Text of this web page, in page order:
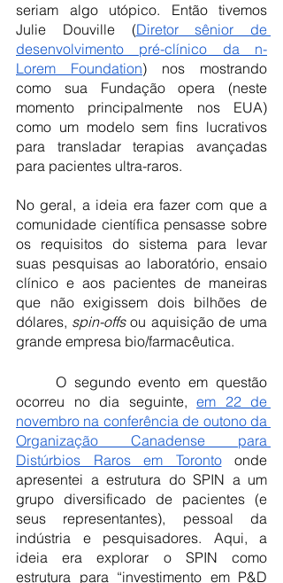
seriam algo utópico. Então tivemos
Julie Douville (Diretor sênior de
desenvolvimento pré-clínico da n-
Lorem Foundation) nos mostrando
como sua Fundação opera (neste
momento principalmente nos EUA)
como um modelo sem fins lucrativos
para transladar terapias avançadas
para pacientes ultra-raros.
No geral, a ideia era fazer com que a
comunidade científica pensasse sobre
os requisitos do sistema para levar
suas pesquisas ao laboratório, ensaio
clínico e aos pacientes de maneiras
que não exigissem dois bilhões de
dólares, spin-offs ou aquisição de uma
grande empresa bio/farmacêutica.
ocorreu no dia seguinte, em 22 de
novembro na conferência de outono da
Organização Canadense para
Distúrbios Raros em Toronto onde
apresentei a estrutura do SPIN a um
grupo diversificado de pacientes (e
seus representantes), pessoal da
indústria e pesquisadores. Aqui, a
ideia era explorar o SPIN como
estrutura para “investimento em P&D